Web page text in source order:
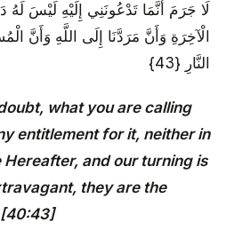
لَا جَرَمَ أَنَّمَا تَدْعُونَنِي إِلَيْهِ لَيْسَ لَهُ
الْآخِرَةِ وَأَنَّ مَرَدَّنَا إِلَى اللَّهِ وَأَنَّ
النَّارِ {43}
what you are calling
entitlement for it, neither in
Hereafter, and our turning is
they are the
[40:43]